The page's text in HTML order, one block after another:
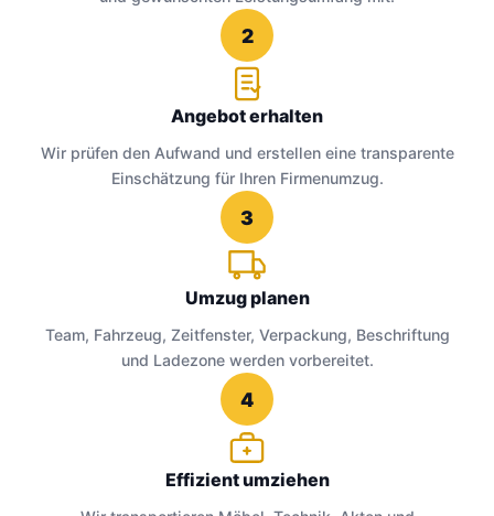
2
Angebot erhalten
Wir prüfen den Aufwand und erstellen eine transparente
Einschätzung für Ihren Firmenumzug.
3
Umzug planen
Team, Fahrzeug, Zeitfenster, Verpackung, Beschriftung
und Ladezone werden vorbereitet.
4
Effizient umziehen